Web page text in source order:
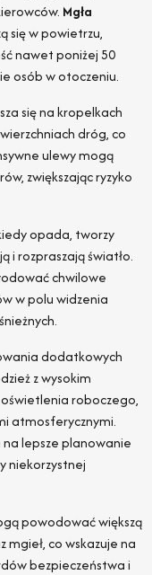
Mgła
się w powietrzu,
nawet poniżej 50
osób w otoczeniu.
się na kropelkach
dróg, co
ulewy mogą
zwiększając ryzyko
opada, tworzy
i rozpraszają światło.
chwilowe
w polu widzenia
dodatkowych
z wysokim
roboczego,
atmosferycznymi.
lepsze planowanie
niekorzystnej
powodować większą
co wskazuje na
bezpieczeństwa i